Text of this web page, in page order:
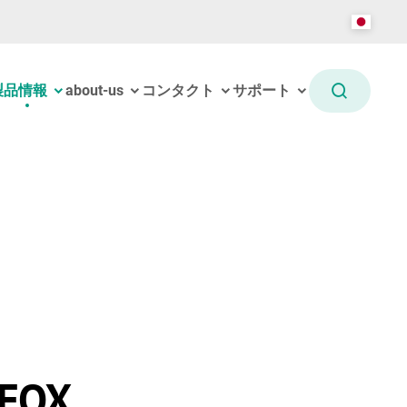
品情報 about-us コンタクト サポート